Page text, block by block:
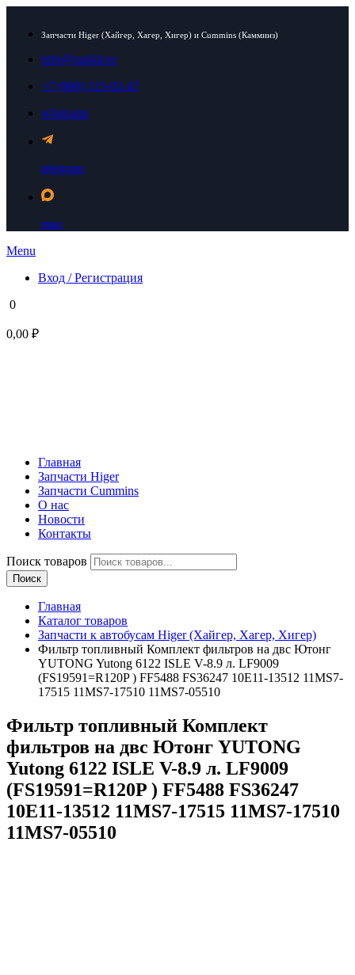
Запчасти Higer (Хайгер, Хагер, Хигер) и Cummins (Камминз)
info@zapkit.ru
+7 (906) 115-02-47
whatsapp
telegram
max
Menu
Вход / Регистрация
0
0,00 ₽
Главная
Запчасти Higer
Запчасти Cummins
О нас
Новости
Контакты
Поиск товаров
Поиск
Главная
Каталог товаров
Запчасти к автобусам Higer (Хайгер, Хагер, Хигер)
Фильтр топливный Комплект фильтров на двс Ютонг
YUTONG Yutong 6122 ISLE V-8.9 л. LF9009
(FS19591=R120P ) FF5488 FS36247 10E11-13512 11MS7-
17515 11MS7-17510 11MS7-05510
Фильтр топливный Комплект
фильтров на двс Ютонг YUTONG
Yutong 6122 ISLE V-8.9 л. LF9009
(FS19591=R120P ) FF5488 FS36247
10E11-13512 11MS7-17515 11MS7-17510
11MS7-05510